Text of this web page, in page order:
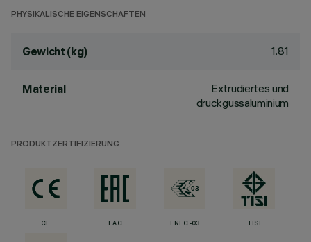
PHYSIKALISCHE EIGENSCHAFTEN
Gewicht (kg) 1.81
Material
Extrudiertes und
druckgussaluminium
PRODUKTZERTIFIZIERUNG
CE EAC ENEC-03 TISI